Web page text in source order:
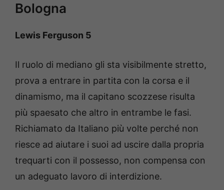
Bologna
Lewis Ferguson 5
Il ruolo di mediano gli sta visibilmente stretto,
prova a entrare in partita con la corsa e il
dinamismo, ma il capitano scozzese risulta
più spaesato che altro in entrambe le fasi.
Richiamato da Italiano più volte perché non
riesce ad aiutare i suoi ad uscire dalla propria
trequarti con il possesso, non compensa con
un adeguato lavoro di interdizione.